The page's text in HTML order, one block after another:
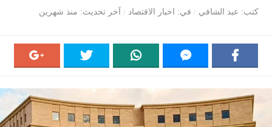
كتب عبد الشافي في اخبار الاقتصاد آخر تحديث منذ شهرين